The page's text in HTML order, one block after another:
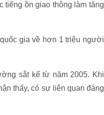
ồn giao thông làm tăng
gia về hơn 1 triệu người
sắt kể từ năm 2005. Khi
thấy, có sự liên quan đáng